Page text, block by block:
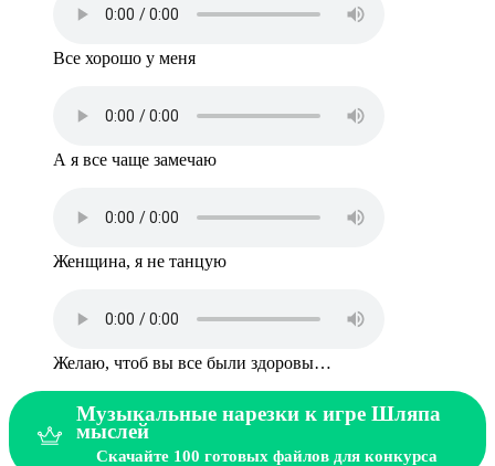
Все хорошо у меня
А я все чаще замечаю
Женщина, я не танцую
Желаю, чтоб вы все были здоровы…
Музыкальные нарезки к игре Шляпа
мыслей
Скачайте 100 готовых файлов для конкурса